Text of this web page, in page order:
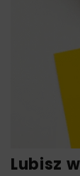
Lubisz